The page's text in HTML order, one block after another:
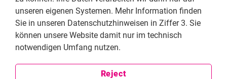
Johannesburg, South Africa
Manila, Philippinen
Mexico City, Mexico
New Dehli, Indien
Sofia, Bulgaria
Yangon, Myanmar
unseren eigenen Systemen. Mehr Information finden
Sie in unseren Datenschutzhinweisen in Ziffer 3. Sie
können unsere Website damit nur im technisch
notwendigen Umfang nutzen.
Reject